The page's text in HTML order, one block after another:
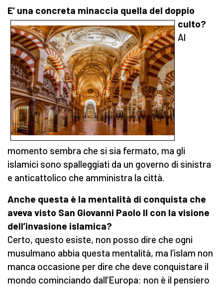
E’ una concreta minaccia quella del doppio
culto?
Al
momento sembra che si sia fermato, ma gli
islamici sono spalleggiati da un governo di sinistra
e anticattolico che amministra la città.
Anche questa è la mentalità di conquista che
aveva visto San Giovanni Paolo II con la visione
dell’invasione islamica?
Certo, questo esiste, non posso dire che ogni
musulmano abbia questa mentalità, ma l’islam non
manca occasione per dire che deve conquistare il
mondo cominciando dall’Europa: non è il pensiero